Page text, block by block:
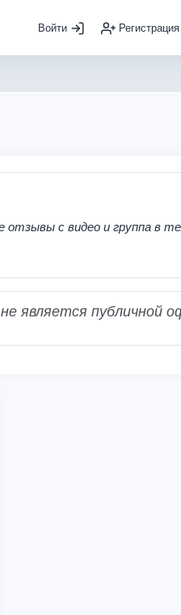
Войти Регистрация
отзывы с видео и группа в
является публичной